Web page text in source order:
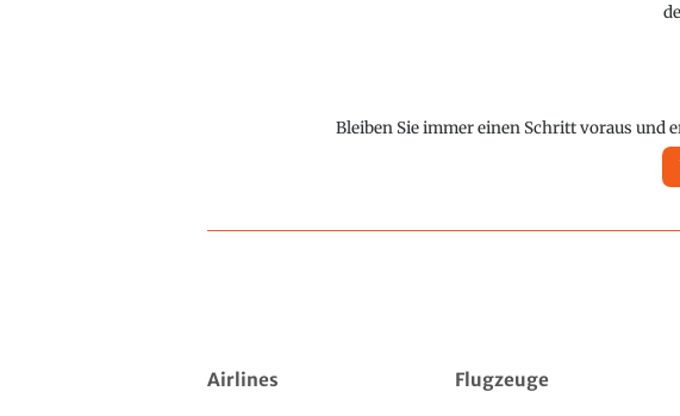
Bleiben Sie immer einen Schritt voraus und
Airlines Flugzeuge